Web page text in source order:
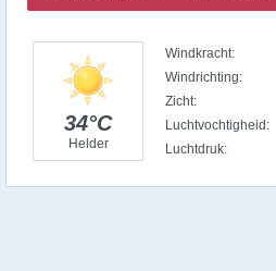
34°C
Helder
Windkracht:
Windrichting:
Zicht:
Luchtvochtigheid:
Luchtdruk: